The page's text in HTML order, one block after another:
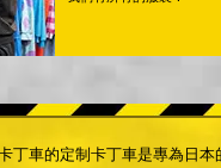
丁車的定制卡丁車是專為日本